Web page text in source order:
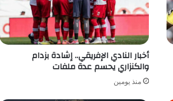
أخبار النادي الإفريقي.. إشادة بزدام
والكنزاري يحسم عدة ملفات
منذ يومين